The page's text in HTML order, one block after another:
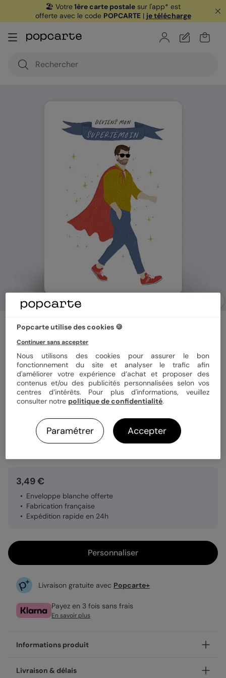
🏖️ Votre1ère carte postale sur l'app* est
offerte avec le code POPCARTE| je télécharge
Demande de témoin
Super Témoin Homme
Format 12x17 cm
Quantité 1 carte
3,49 €
Enveloppe blanche offerte
Fabrication française
Expédition rapide en 24h
Personnaliser
Livraison gratuite avec Popcarte+
Payez en 3 fois sans frais
En savoir plus
Informations produit
Personnalisez votre demande de témoin Super Témoin
Livraison & délais
Popcarte utilise des cookies 🍪
Continuer sans accepter
Nous utilisons des cookies pour assurer le bon
fonctionnement du site et analyser le trafic afin
d'améliorer votre expérience d’achat et proposer des
contenus et/ou des publicités personnalisées selon vos
centres d’intérêts. Pour plus d'informations, veuillez
consulter notre politique de confidentialité.
Paramétrer Accepter